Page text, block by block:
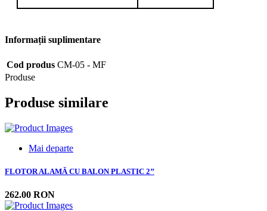
Informații suplimentare
Cod produs CM-05 - MF
Produse
Produse similare
Mai departe
FLOTOR ALAMĂ CU BALON PLASTIC 2’’
262.00 RON